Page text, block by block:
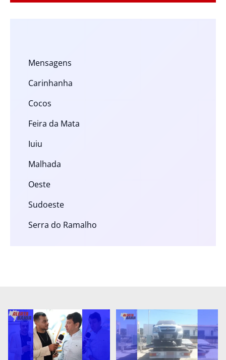
Mensagens
Carinhanha
Cocos
Feira da Mata
Iuiu
Malhada
Oeste
Sudoeste
Serra do Ramalho